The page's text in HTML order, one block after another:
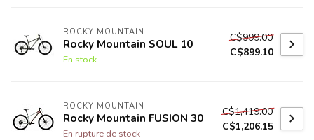
ROCKY MOUNTAIN
Rocky Mountain SOUL 10
En stock
C$999.00
C$899.10
ROCKY MOUNTAIN
Rocky Mountain FUSION 30
En rupture de stock
C$1,419.00
C$1,206.15